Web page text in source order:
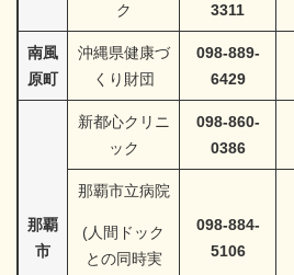
ク
3311
南風
原町
沖縄県健康づ
くり財団
098-889-
6429
那覇
市
新都心クリニ
ック
098-860-
0386
那覇市立病院
(人間ドック
との同時実
098-884-
5106